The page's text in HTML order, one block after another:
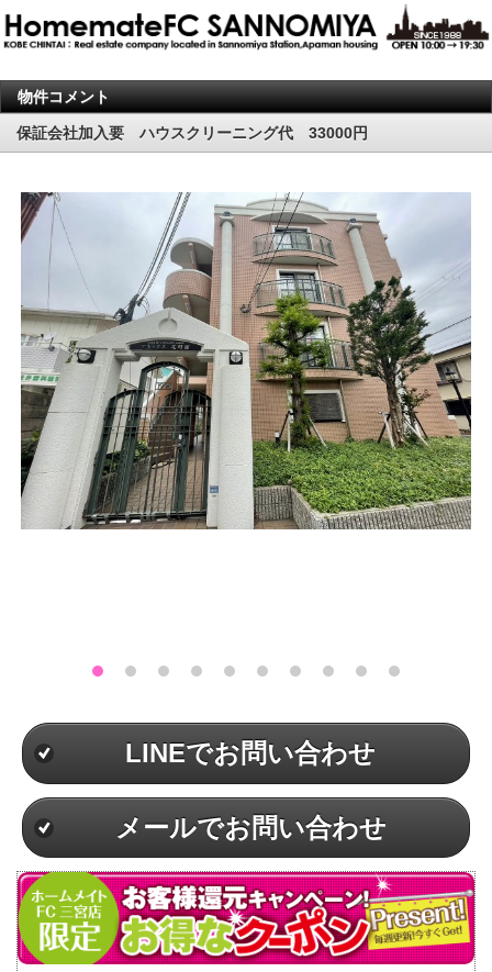
物件コメント
保証会社加入要 ハウスクリーニング代 33000円
LINEでお問い合わせ
メールでお問い合わせ